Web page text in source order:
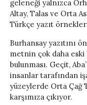
geleneği yalnızca
Altay, Talas ve Orta
Türkçe yazıt
Burhansay yazıtını
metnin çok daha eski
bulunması. Geçit,
insanlar tarafından
yüzeylerde Orta Çağ
karşımıza çıkıyor.